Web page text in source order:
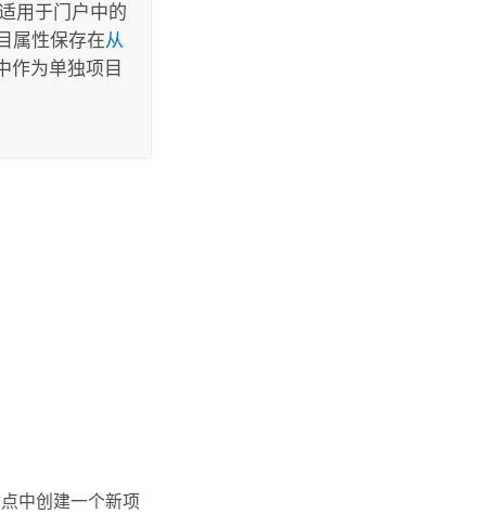
用于门户中的
属性保存在从
作为单独项目
中创建一个新项